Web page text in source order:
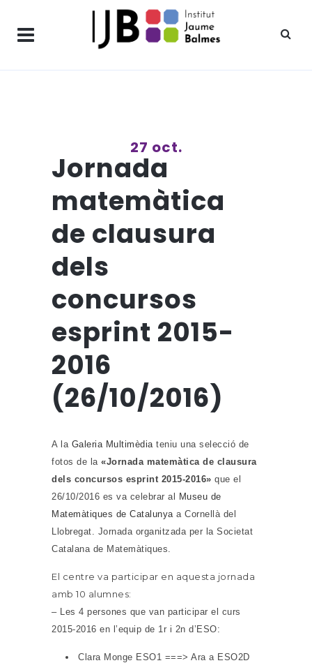
27 oct.
Jornada
matemàtica
de clausura
dels
concursos
esprint 2015-
2016
(26/10/2016)
A la Galeria Multimèdiateniu una selecció de
fotos de la «Jornada matemàtica de clausura
dels concursos esprint 2015-2016» que el
26/10/2016 es va celebrar al
Museu de
Matemàtiques de Catalunyaa Cornellà del
Llobregat. Jornada organitzada per la Societat
Catalana de Matemàtiques.
El centre va participar en aquesta jornada
amb 10 alumnes:
– Les 4 persones que van participar el curs
2015-2016 en l’equip de 1r i 2n d’ESO:
Clara Monge ESO1 ===> Ara a ESO2D